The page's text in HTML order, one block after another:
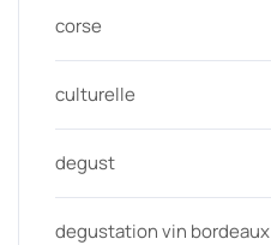
corse
culturelle
degust
degustation vin bordeaux